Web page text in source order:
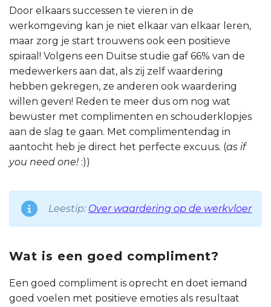
Door elkaars successen te vieren in de
werkomgeving kan je niet elkaar van elkaar leren,
maar zorg je start trouwens ook een positieve
spiraal! Volgens een Duitse studie gaf 66% van de
medewerkers aan dat, als zij zelf waardering
hebben gekregen, ze anderen ook waardering
willen geven! Reden te meer dus om nog wat
bewuster met complimenten en schouderklopjes
aan de slag te gaan. Met complimentendag in
aantocht heb je direct het perfecte excuus. (as if
you need one! :))
Leestip: Over waardering op de werkvloer
Wat is een goed compliment?
Een goed compliment is oprecht en doet iemand
goed voelen met positieve emoties als resultaat